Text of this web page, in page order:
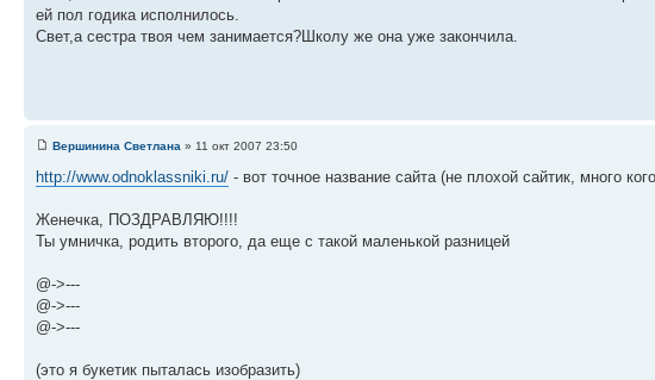
ей пол годика исполнилось.
Свет,а сестра твоя чем занимается?Школу же она уже закончила.
Вершинина Светлана » 11 окт 2007 23:50
http://www.odnoklassniki.ru/ - вот точное название сайта (не плохой сайтик, много
Женечка, ПОЗДРАВЛЯЮ!!!!
Ты умничка, родить второго, да еще с такой маленькой разницей
@->---
@->---
@->---
(это я букетик пыталась изобразить)